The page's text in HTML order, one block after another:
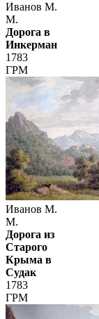
Иванов М.
М.
Дорога в
Инкерман
1783
ГРМ
Иванов М.
М.
Дорога из
Старого
Крыма в
Судак
1783
ГРМ